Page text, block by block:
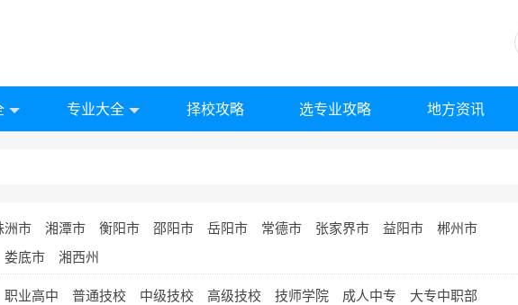
专业大全 择校攻略 选专业攻略 地方资讯
洲市 湘潭市 衡阳市 邵阳市 岳阳市 常德市 张家界市 益阳市
郴州市
娄底市 湘西州
职业高中 普通技校 中级技校 高级技校 技师学院 成人中专
大专中职部